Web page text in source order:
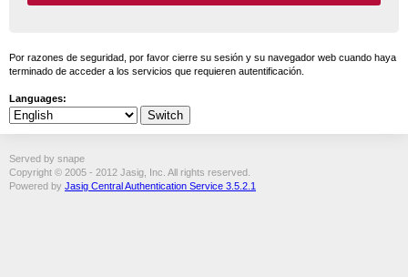
Por razones de seguridad, por favor cierre su sesión y su navegador web cuando haya
terminado de acceder a los servicios que requieren autentificación.
Languages:
Served by snape
Copyright © 2005 - 2012 Jasig, Inc. All rights reserved.
Powered by Jasig Central Authentication Service 3.5.2.1